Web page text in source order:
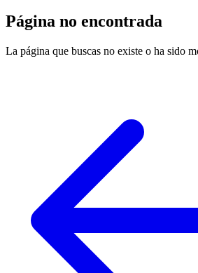
Página no encontrada
La página que buscas no existe o ha sido